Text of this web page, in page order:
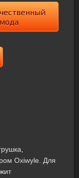
Oxiwyle. Для